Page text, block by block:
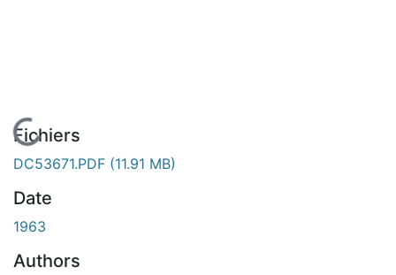
En cours de chargement...
Fichiers
DC53671.PDF (11.91 MB)
Date
1963
Authors